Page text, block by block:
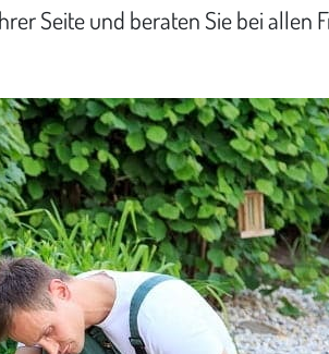
Seite und beraten Sie bei